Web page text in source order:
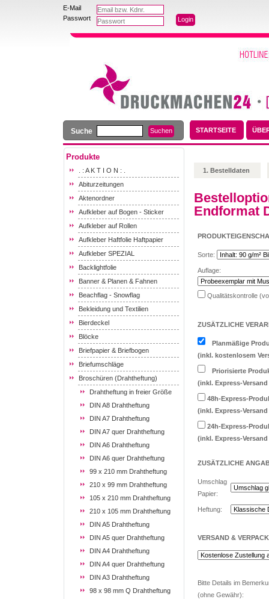
E-Mail
Passwort
Suche STARTSEITE
Produkte
. : A K T I O N : .
Abiturzeitungen
Aktenordner
Aufkleber auf Bogen - Sticker
Aufkleber auf Rollen
Aufkleber Haftfolie Haftpapier
Aufkleber SPEZIAL
Backlightfolie
Banner & Planen & Fahnen
Beachflag - Snowflag
Bekleidung und Textilien
Bierdeckel
Blöcke
Briefpapier & Briefbogen
Briefumschläge
Broschüren (Drahtheftung)
Drahtheftung in freier Größe
DIN A8 Drahtheftung
DIN A7 Drahtheftung
DIN A7 quer Drahtheftung
DIN A6 Drahtheftung
DIN A6 quer Drahtheftung
99 x 210 mm Drahtheftung
210 x 99 mm Drahtheftung
105 x 210 mm Drahtheftung
210 x 105 mm Drahtheftung
DIN A5 Drahtheftung
DIN A5 quer Drahtheftung
DIN A4 Drahtheftung
DIN A4 quer Drahtheftung
DIN A3 Drahtheftung
98 x 98 mm Q Drahtheftung
1. Bestelldaten
Endformat
Sorte:
Auflage:
Qualitätskontrolle
ZUSÄTZLICHE
Planmäßige
(inkl. kostenlosem
Priorisierte
(inkl. Express-Versand
48h-Express-
(inkl. Express-Versand
24h-Express-
(inkl. Express-Versand
ZUSÄTZLICHE
Umschlag
Papier:
Heftung:
VERSAND &
Bitte Details im
(ohne Gewähr):